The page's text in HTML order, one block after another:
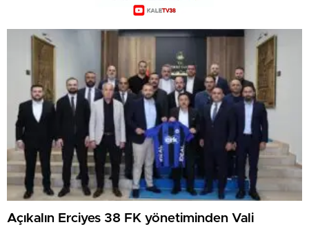
Açıkalın Erciyes 38 FK yönetiminden Vali